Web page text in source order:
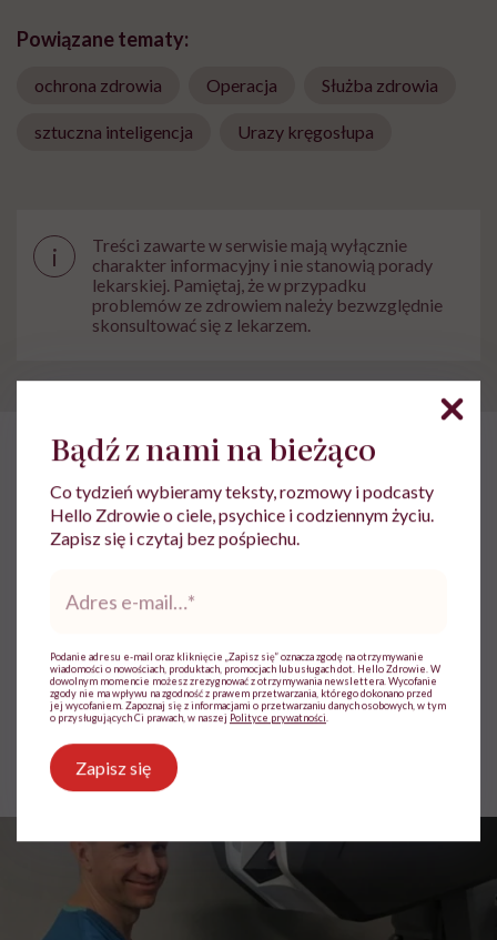
Powiązane tematy:
ochrona zdrowia Operacja Służba zdrowia
sztuczna inteligencja Urazy kręgosłupa
i
Treści zawarte w serwisie mają wyłącznie
charakter informacyjny i nie stanowią porady
lekarskiej. Pamiętaj, że w przypadku
problemów ze zdrowiem należy bezwzględnie
skonsultować się z lekarzem.
HelloZdrowie 91 kamieni w nerce 16-
91 kamieni w nerce 16-latka.
Zespół dr. Marcina Poloka
wykonał operację, jakiej jeszcze
absurdalnie, ale zadziałał
Agata Źrałko
Opublikowano:
Aktualizacja:
Bądź z nami na bieżąco
Co tydzień wybieramy teksty, rozmowy i podcasty
Hello Zdrowie o ciele, psychice i codziennym życiu.
Zapisz się i czytaj bez pośpiechu.
*
Podanie adresu e-mail oraz kliknięcie „Zapisz się” oznacza zgodę na otrzymywanie
wiadomości o nowościach, produktach, promocjach lub usługach dot. Hello Zdrowie. W
dowolnym momencie możesz zrezygnować z otrzymywania newslettera. Wycofanie
zgody nie ma wpływu na zgodność z prawem przetwarzania, którego dokonano przed
jej wycofaniem. Zapoznaj się z informacjami o przetwarzaniu danych osobowych, w tym
o przysługujących Ci prawach, w naszej Polityce prywatności
Zapisz się